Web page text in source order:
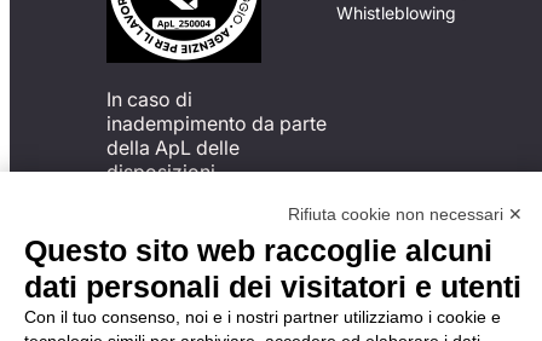
In caso di
inadempimento da parte
della ApL delle
disposizioni
possibile presentare un
reclamo
all’Organismo di
Monitoraggio utilizzando
una delle modalità
Whistleblowing
Rifiuta cookie non necessari ✕
Questo sito web raccoglie alcuni
dati personali dei visitatori e utenti
Con il tuo consenso, noi e i nostri partner utilizziamo i cookie e